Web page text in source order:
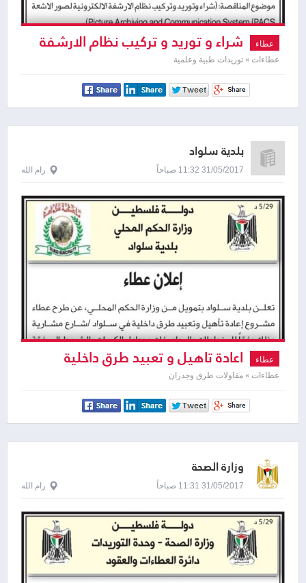
عطاء شراء و توريد و تركيب نظام الارشفة
الالكترونية
عطاءات » توريدات طبية وعلمية
بلدية سلواد
31/05/2017 11:32 صباحاً رام الله
عطاء اعادة تاهيل و تعبيد طرق داخلية
عطاءات » مقاولات طرق وجدران
وزارة الصحة
31/05/2017 11:31 صباحاً رام الله